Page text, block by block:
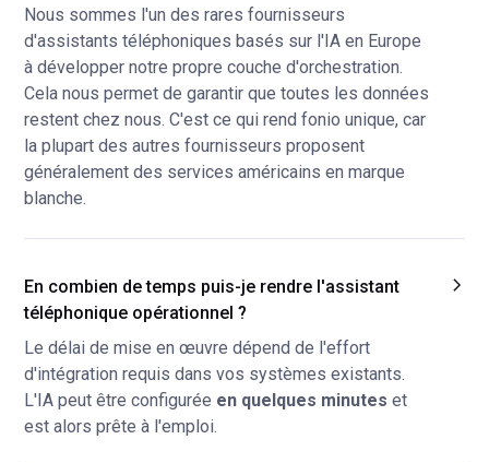
Nous sommes l'un des rares fournisseurs
d'assistants téléphoniques basés sur l'IA en Europe
à développer notre propre couche d'orchestration.
Cela nous permet de garantir que toutes les données
restent chez nous. C'est ce qui rend fonio unique, car
la plupart des autres fournisseurs proposent
généralement des services américains en marque
blanche.
En combien de temps puis-je rendre l'assistant
téléphonique opérationnel ?
Le délai de mise en œuvre dépend de l'effort
d'intégration requis dans vos systèmes existants.
L'IA peut être configurée en quelques minutes et
est alors prête à l'emploi.